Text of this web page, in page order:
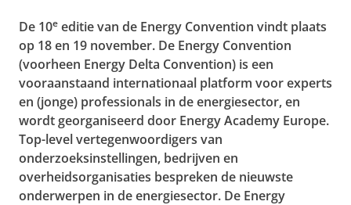
De 10e editie van de Energy Convention vindt plaats
op 18 en 19 november. De Energy Convention
(voorheen Energy Delta Convention) is een
vooraanstaand internationaal platform voor experts
en (jonge) professionals in de energiesector, en
wordt georganiseerd door Energy Academy Europe.
Top-level vertegenwoordigers van
onderzoeksinstellingen, bedrijven en
overheidsorganisaties bespreken de nieuwste
onderwerpen in de energiesector. De Energy